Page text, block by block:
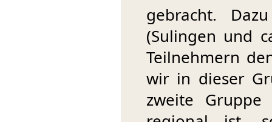
gebracht.
(Sulingen und
Teilnehmern
wir in dieser
zweite